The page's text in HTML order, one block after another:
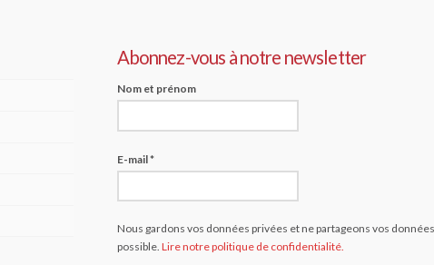
Abonnez-vous à notre newsletter
Nom et prénom
E-mail*
Nous gardons vos données privées et ne partageons vos
possible. Lire notre politique de confidentialité.